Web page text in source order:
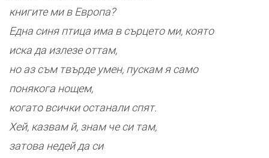
книгите ми в Европа?
Една синя птица има в сърцето ми, която
иска да излезе оттам,
но аз съм твърде умен, пускам я само
понякога нощем,
когато всички останали спят.
Хей, казвам й, знам че си там,
затова недей да си